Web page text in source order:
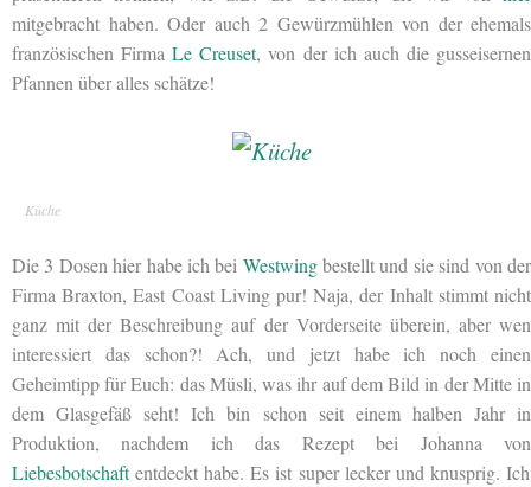
mitgebracht haben. Oder auch 2 Gewürzmühlen von der ehemals
französischen FirmaLe Creuset, von der ich auch die gusseisernen
Pfannen über alles schätze!
Küche
Die 3 Dosen hier habe ich bei Westwingbestellt und sie sind von der
Firma Braxton, East Coast Living pur! Naja, der Inhalt stimmt nicht
ganz mit der Beschreibung auf der Vorderseite überein, aber wen
interessiert das schon?! Ach, und jetzt habe ich noch einen
Geheimtipp für Euch: das Müsli, was ihr auf dem Bild in der Mitte in
dem Glasgefäß seht! Ich bin schon seit einem halben Jahr in
Produktion, nachdem ich das Rezept bei Johanna von
Liebesbotschaftentdeckt habe. Es ist super lecker und knusprig. Ich